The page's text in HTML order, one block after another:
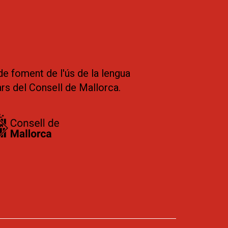
foment de l'ús de la lengua
del Consell de Mallorca.